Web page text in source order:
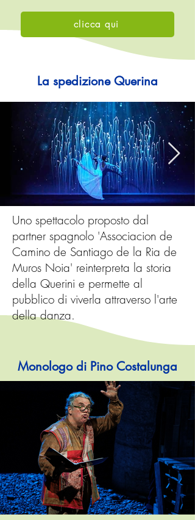
clicca qui
La spedizione Querina
Uno spettacolo proposto dal
partner spagnolo 'Associacion de
Camino de Santiago de la Ria de
Muros Noia' reinterpreta la storia
della Querini e permette al
pubblico di viverla attraverso l'arte
della danza.
Monologo di Pino Costalunga